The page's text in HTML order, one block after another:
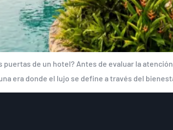
puertas de un hotel? Antes de evaluar la
era donde el lujo se define a través del